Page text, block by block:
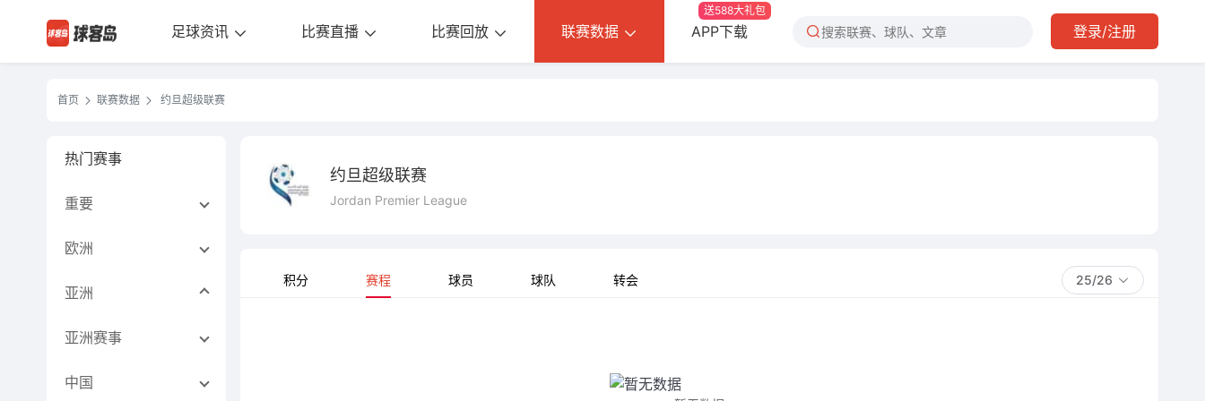
足球资讯 比赛直播 比赛回放 联赛数据 APP下载
送588大礼包
登录/注册
首页 联赛数据 约旦超级联赛
热门赛事
重要
欧洲
亚洲
亚洲赛事
中国
约旦超级联赛
Jordan Premier League
积分 赛程 球员 球队 转会 25/26